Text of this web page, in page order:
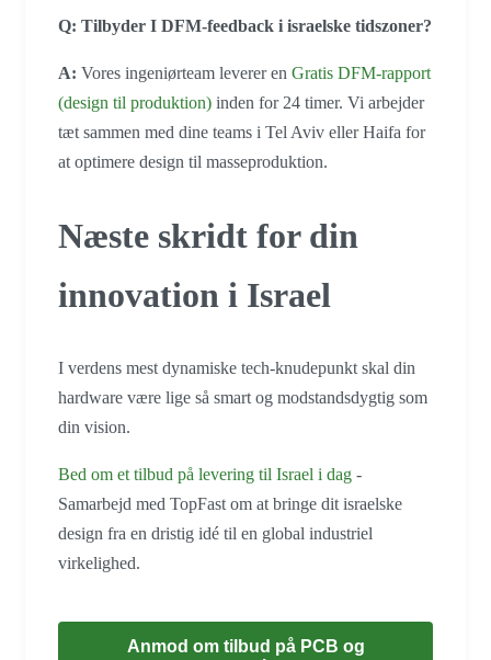
Q: Tilbyder I DFM-feedback i israelske tidszoner?
A: Vores ingeniørteam leverer en Gratis DFM-rapport
(design til produktion) inden for 24 timer. Vi arbejder
tæt sammen med dine teams i Tel Aviv eller Haifa for
at optimere design til masseproduktion.
Næste skridt for din
innovation i Israel
I verdens mest dynamiske tech-knudepunkt skal din
hardware være lige så smart og modstandsdygtig som
din vision.
Bed om et tilbud på levering til Israel i dag -
Samarbejd med TopFast om at bringe dit israelske
design fra en dristig idé til en global industriel
virkelighed.
Anmod om tilbud på PCB og